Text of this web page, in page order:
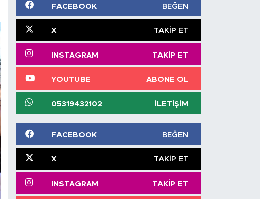
FACEBOOK BEĞEN
X TAKIP ET
INSTAGRAM TAKIP ET
YOUTUBE ABONE OL
05319432102 İLETIŞIM
FACEBOOK BEĞEN
X TAKIP ET
INSTAGRAM TAKIP ET